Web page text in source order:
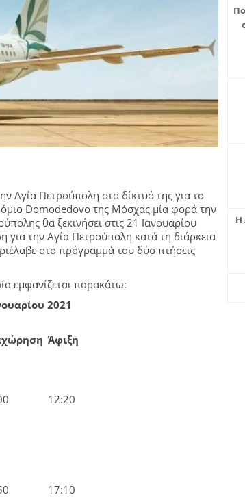
Αγία Πετρούπολη στο δίκτυό της για το
Domodedovo της Μόσχας μία φορά την
θα ξεκινήσει στις 21 Ιανουαρίου
την Αγία Πετρούπολη κατά τη διάρκεια
στο πρόγραμμά του δύο πτήσεις
εμφανίζεται παρακάτω:
2021
Άφιξη
12:20
17:10
Η